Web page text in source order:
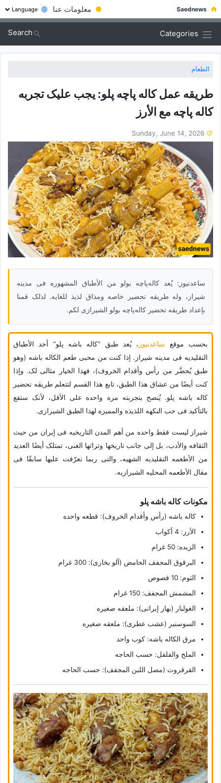
Saednews
● معلومات عنا
Categories
Search
الطعام
طریقه عمل کاله پاچه پلو: یجب علیک تجربه
کاله پاچه مع الأرز
ساعدنیوز: یُعد کاله‌پاچه بولو من الأطباق المشهوره فی مدینه
شیراز، وله طریقه تحضیر خاصه ومذاق لذیذ للغایه. لذلک قمنا
بإعداد طریقه تحضیر کاله‌پاچه بولو الشیرازی لکم.
بحسب موقع ساعدنیوز ، یُعد طبق “کاله باشه پلو” أحد الأطباق
التقلیدیه فی مدینه شیراز. إذا کنت من محبی طعم الکاله باشه (وهو
طبق یُحضَّر من رأس وأقدام الخروف)، فهذا الخیار مثالی لک. وإذا
کنت أیضًا من عشاق هذا الطبق، تابع هذا القسم لتتعلم طریقه تحضیر
کاله باشه پلو. یُنصح بتجربته مره واحده على الأقل، لأنک ستقع
بالتأکید فی حب النکهه اللذیذه والممیزه لهذا الطبق الشیرازی.
شیراز لیست فقط واحده من أهم المدن التاریخیه فی إیران من حیث
الثقافه والأدب، بل إلى جانب تاریخها وتراثها الغنی، تمتلک أیضًا العدید
من الأطعمه التقلیدیه الشهیه، والتی ربما تعرّفت علیها سابقًا فی
مقال الأطعمه المحلیه الشیرازیه.
مکونات کاله باشه پلو
کاله باشه (رأس وأقدام الخروف): قطعه واحده
الأرز: 4 أکواب
الزبده: 50 غرام
البرقوق المجفف الحامض (آلو بخارى): 300 غرام
الثوم: 10 فصوص
المشمش المجفف: 150 غرام
الغولبار (بهار إیرانی): ملعقه صغیره
السوسنبر (عشب عطری): ملعقه صغیره
مرق الکاله باشه: کوب واحد
الملح والفلفل: حسب الحاجه
القرقروت (مصل اللبن المجفف): حسب الحاجه